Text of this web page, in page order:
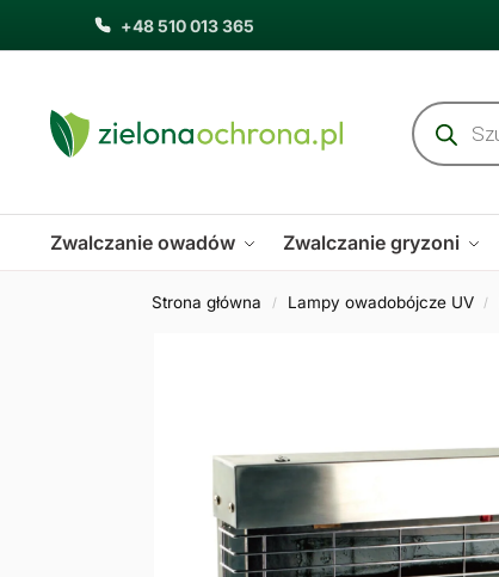
+48 510 013 365
Zwalczanie owadów Zwalczanie gryzoni
Strona główna / Lampy owadobójcze UV /